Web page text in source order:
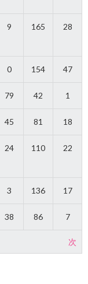
9 165 28
0 154 47
79 42 1
45 81 18
24 110 22
3 136 17
38 86 7
次